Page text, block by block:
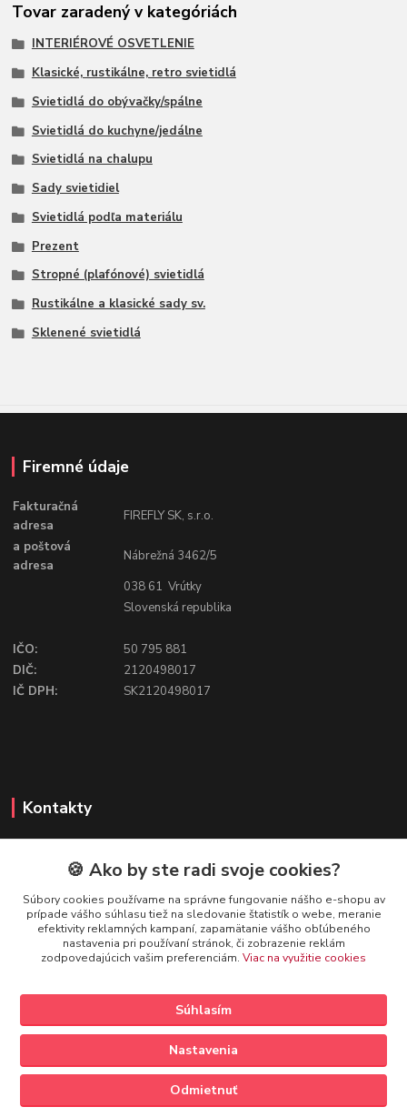
Tovar zaradený v kategóriách
INTERIÉROVÉ OSVETLENIE
Klasické, rustikálne, retro svietidlá
Svietidlá do obývačky/spálne
Svietidlá do kuchyne/jedálne
Svietidlá na chalupu
Sady svietidiel
Svietidlá podľa materiálu
Prezent
Stropné (plafónové) svietidlá
Rustikálne a klasické sady sv.
Sklenené svietidlá
Firemné údaje
Fakturačná
adresa
FIREFLY SK, s.r.o.
a poštová
adresa
Nábrežná 3462/5
038 61 Vrútky
Slovenská republika
IČO:
50 795 881
DIČ:
2120498017
IČ DPH:
SK2120498017
Kontakty
FIREFLY SHOP
Mgr. Ivana Kirschnerová
+421 918 763 777
Vytvorené na Eshop-rychlo.sk
🍪 Ako by ste radi svoje cookies?
Súbory cookies používame na správne fungovanie nášho e-shopu av
prípade vášho súhlasu tiež na sledovanie štatistík o webe, meranie
efektivity reklamných kampaní, zapamätanie vášho obľúbeného
nastavenia pri používaní stránok, či zobrazenie reklám
zodpovedajúcich vašim preferenciám. Viac na využitie cookies
Nastavenia
Súhlasím